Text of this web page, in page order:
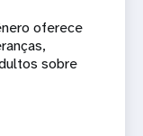
oferece
sobre